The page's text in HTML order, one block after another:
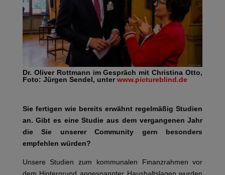
Dr. Oliver Rottmann im Gespräch mit Christina Otto,
Foto: Jürgen Sendel, unter www.pictureblind.de
Sie fertigen wie bereits erwähnt regelmäßig Studien
an. Gibt es eine Studie aus dem vergangenen Jahr
die Sie unserer Community gern besonders
empfehlen würden?
Unsere Studien zum kommunalen Finanzrahmen vor
dem Hintergrund angespannter Haushaltslagen wurden